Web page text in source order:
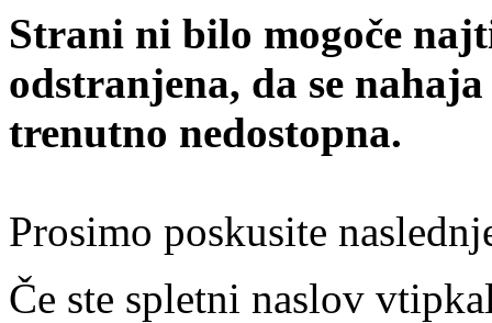
Strani ni bilo mogoče
odstranjena, da se
trenutno nedostopna.
Prosimo poskusite
Če ste spletni naslov